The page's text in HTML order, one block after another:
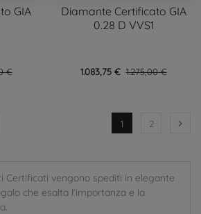
GIA
€
Diamante Certificato GIA
0.28 D VVS1
1.083,75 € 1.275,00 €
1 2 
Certificati vengono spediti in elegante
che esalta l'importanza e la